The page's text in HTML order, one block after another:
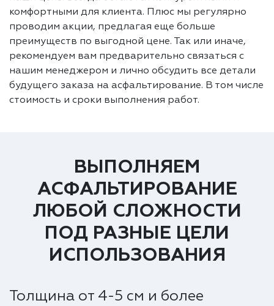
комфортными для клиента. Плюс мы регулярно
проводим акции, предлагая еще больше
преимуществ по выгодной цене. Так или иначе,
рекомендуем вам предварительно связаться с
нашим менеджером и лично обсудить все детали
будущего заказа на асфальтирование. В том числе
стоимость и сроки выполнения работ.
ВЫПОЛНЯЕМ
АСФАЛЬТИРОВАНИЕ
ЛЮБОЙ СЛОЖНОСТИ
ПОД РАЗНЫЕ ЦЕЛИ
ИСПОЛЬЗОВАНИЯ
Толщина от 4-5 см и более